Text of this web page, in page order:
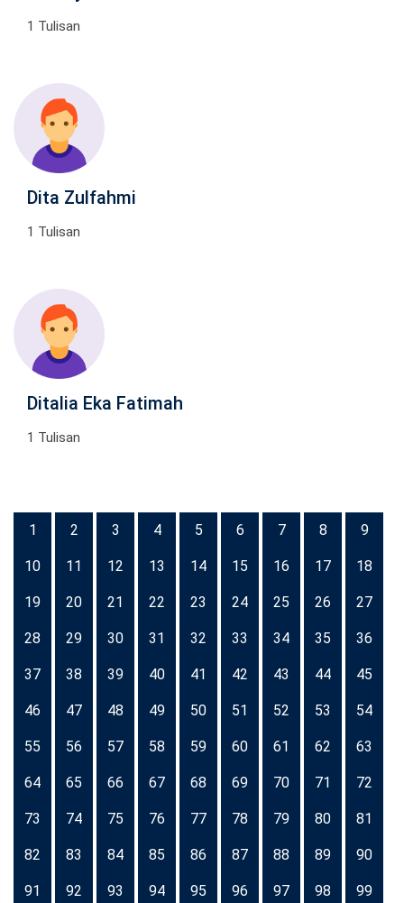
1 Tulisan
Dita Zulfahmi
1 Tulisan
Ditalia Eka Fatimah
1 Tulisan
1 2 3 4 5 6 7 8 9
10 11 12 13 14 15 16 17 18
19 20 21 22 23 24 25 26 27
28 29 30 31 32 33 34 35 36
37 38 39 40 41 42 43 44 45
46 47 48 49 50 51 52 53 54
55 56 57 58 59 60 61 62 63
64 65 66 67 68 69 70 71 72
73 74 75 76 77 78 79 80 81
82 83 84 85 86 87 88 89 90
91 92 93 94 95 96 97 98 99